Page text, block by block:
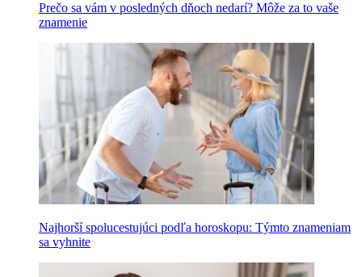
Prečo sa vám v posledných dňoch nedarí? Môže za to vaše
znamenie
Najhorší spolucestujúci podľa horoskopu: Týmto znameniam
sa vyhnite